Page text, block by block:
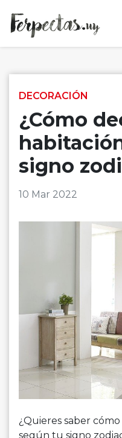
DECORACIÓN
¿Cómo
signo
10 Mar 2022
¿Quieres saber
según tu signo